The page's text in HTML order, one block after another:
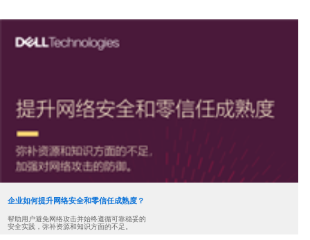
企业如何提升网络安全和零信任成熟度？
帮助用户避免网络攻击并始终遵循可靠稳妥的
安全实践，弥补资源和知识方面的不足。